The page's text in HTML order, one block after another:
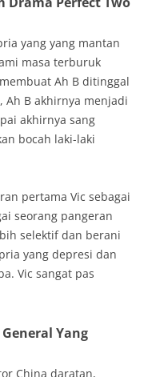
yang yang mantan
masa terburuk
Ah B ditinggal
Ah B akhirnya menjadi
akhirnya sang
bocah laki-laki
pertama Vic sebagai
seorang pangeran
selektif dan berani
yang depresi dan
Vic sangat pas
Yang
China daratan,